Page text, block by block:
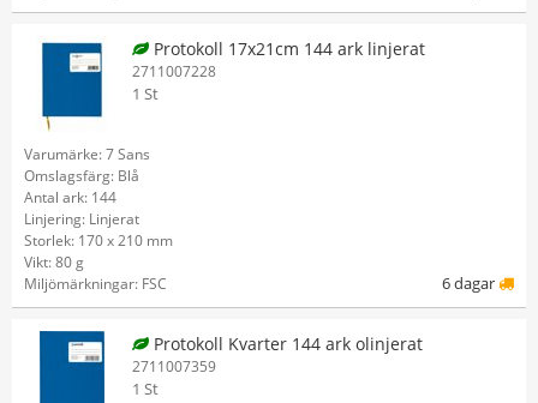
Protokoll 17x21cm 144 ark linjerat
2711007228
1 St
Varumärke: 7 Sans
Omslagsfärg: Blå
Antal ark: 144
Linjering: Linjerat
Storlek: 170 x 210 mm
Vikt: 80 g
Miljömärkningar: FSC
6 dagar
Protokoll Kvarter 144 ark olinjerat
2711007359
1 St